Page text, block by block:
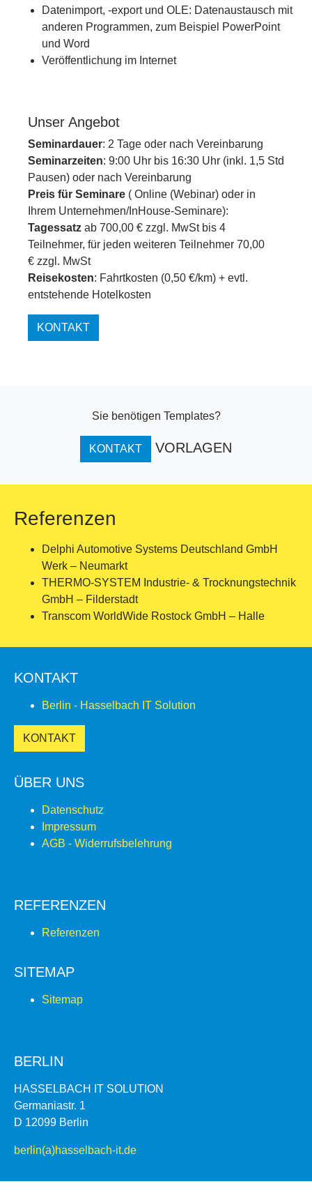
Datenimport, -export und OLE: Datenaustausch mit
anderen Programmen, zum Beispiel PowerPoint
und Word
Veröffentlichung im Internet
Unser Angebot
Seminardauer: 2 Tage oder nach Vereinbarung
Seminarzeiten: 9:00 Uhr bis 16:30 Uhr (inkl. 1,5 Std
Pausen) oder nach Vereinbarung
Preis für Seminare ( Online (Webinar) oder in
Ihrem Unternehmen/InHouse-Seminare):
Tagessatz ab 700,00 € zzgl. MwSt bis 4
Teilnehmer, für jeden weiteren Teilnehmer 70,00
€ zzgl. MwSt
Reisekosten: Fahrtkosten (0,50 €/km) + evtl.
entstehende Hotelkosten
KONTAKT
Sie benötigen Templates?
KONTAKT VORLAGEN
Referenzen
Delphi Automotive Systems Deutschland GmbH
Werk – Neumarkt
THERMO-SYSTEM Industrie- & Trocknungstechnik
GmbH – Filderstadt
Transcom WorldWide Rostock GmbH – Halle
KONTAKT
Berlin - Hasselbach IT Solution
KONTAKT
ÜBER UNS
Datenschutz
Impressum
AGB - Widerrufsbelehrung
REFERENZEN
Referenzen
SITEMAP
Sitemap
BERLIN
HASSELBACH IT SOLUTION
Germaniastr. 1
D 12099 Berlin
berlin(a)hasselbach-it.de